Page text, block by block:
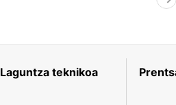
Laguntza teknikoa